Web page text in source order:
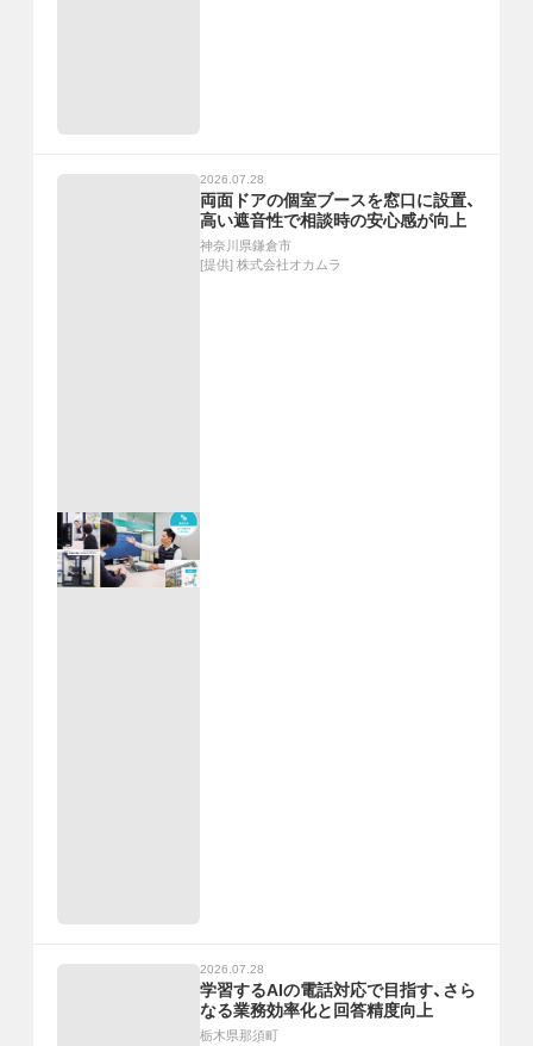
2026.07.28
両面ドアの個室ブースを窓口に設置、
高い遮音性で相談時の安心感が向上
神奈川県鎌倉市
[提供] 株式会社オカムラ
2026.07.28
学習するAIの電話対応で目指す、さら
なる業務効率化と回答精度向上
栃木県那須町